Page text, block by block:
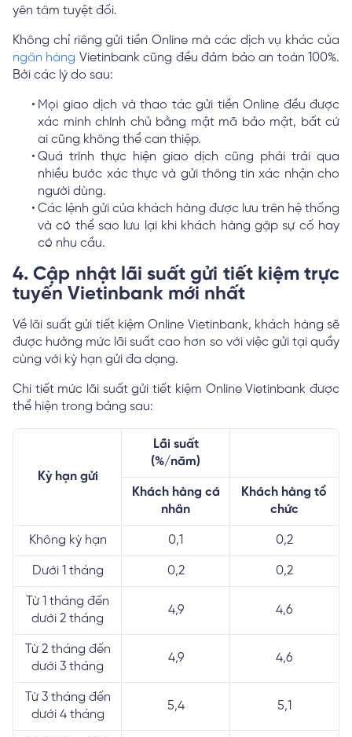
yên tâm tuyệt đối.
Không chỉ riêng gửi tiền Online mà các dịch vụ khác của
ngân hàng Vietinbank cũng đều đảm bảo an toàn 100%.
Bởi các lý do sau:
Mọi giao dịch và thao tác gửi tiền Online đều được
xác minh chính chủ bằng mật mã bảo mật, bất cứ
ai cũng không thể can thiệp.
Quá trình thực hiện giao dịch cũng phải trải qua
nhiều bước xác thực và gửi thông tin xác nhận cho
người dùng.
Các lệnh gửi của khách hàng được lưu trên hệ thống
và có thể sao lưu lại khi khách hàng gặp sự cố hay
có nhu cầu.
4. Cập nhật lãi suất gửi tiết kiệm trực
tuyến Vietinbank mới nhất
Về lãi suất gửi tiết kiệm Online Vietinbank, khách hàng sẽ
được hưởng mức lãi suất cao hơn so với việc gửi tại quầy
cùng với kỳ hạn gửi đa dạng.
Chi tiết mức lãi suất gửi tiết kiệm Online Vietinbank được
thể hiện trong bảng sau:
Kỳ hạn gửi
Lãi suất
(%/năm)
Khách hàng cá
nhân
Khách hàng tổ
chức
Không kỳ hạn 0,1 0,2
Dưới 1 tháng 0,2 0,2
Từ 1 tháng đến
dưới 2 tháng
4,9 4,6
Từ 2 tháng đến
dưới 3 tháng
4,9 4,6
Từ 3 tháng đến
dưới 4 tháng
5,4 5,1